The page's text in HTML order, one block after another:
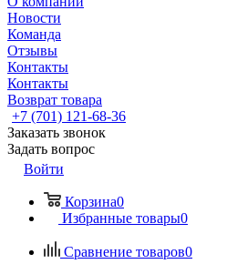
Новости
Команда
Отзывы
Контакты
Контакты
Возврат товара
+7 (701) 121-68-36
Заказать звонок
Задать вопрос
Войти
Корзина0
Избранные товары0
Сравнение товаров0